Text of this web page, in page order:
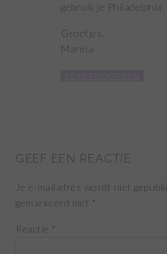
gebruik je Philadelphia.
Groetjes,
Marina
GEEF EEN REACTIE
Je e-mailadres wordt niet
gemarkeerd met *
Reactie *